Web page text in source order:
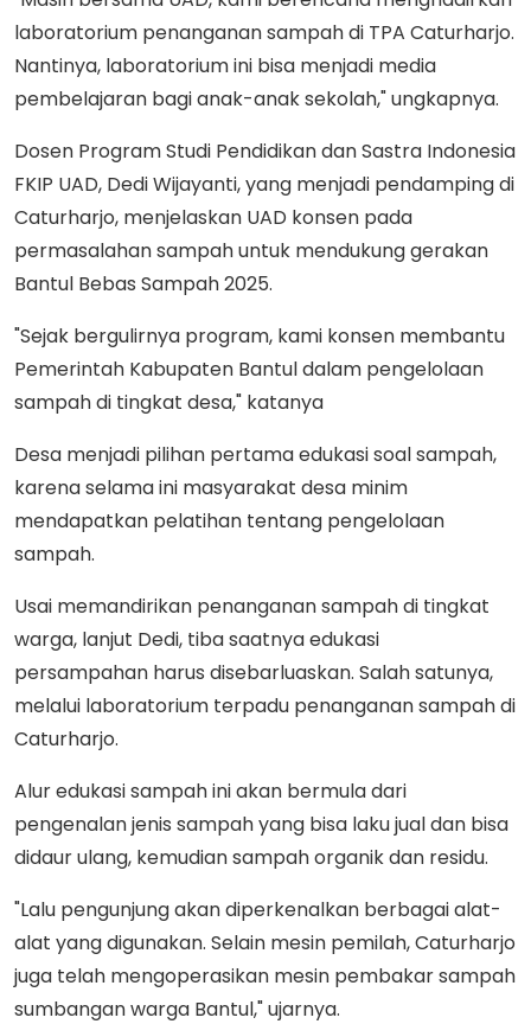
laboratorium penanganan sampah di TPA Caturharjo.
Nantinya, laboratorium ini bisa menjadi media
pembelajaran bagi anak-anak sekolah," ungkapnya.
Dosen Program Studi Pendidikan dan Sastra Indonesia
FKIP UAD, Dedi Wijayanti, yang menjadi pendamping di
Caturharjo, menjelaskan UAD konsen pada
permasalahan sampah untuk mendukung gerakan
Bantul Bebas Sampah 2025.
"Sejak bergulirnya program, kami konsen membantu
Pemerintah Kabupaten Bantul dalam pengelolaan
sampah di tingkat desa," katanya
Desa menjadi pilihan pertama edukasi soal sampah,
karena selama ini masyarakat desa minim
mendapatkan pelatihan tentang pengelolaan
sampah.
Usai memandirikan penanganan sampah di tingkat
warga, lanjut Dedi, tiba saatnya edukasi
persampahan harus disebarluaskan. Salah satunya,
melalui laboratorium terpadu penanganan sampah di
Caturharjo.
Alur edukasi sampah ini akan bermula dari
pengenalan jenis sampah yang bisa laku jual dan bisa
didaur ulang, kemudian sampah organik dan residu.
"Lalu pengunjung akan diperkenalkan berbagai alat-
alat yang digunakan. Selain mesin pemilah, Caturharjo
juga telah mengoperasikan mesin pembakar sampah
sumbangan warga Bantul," ujarnya.